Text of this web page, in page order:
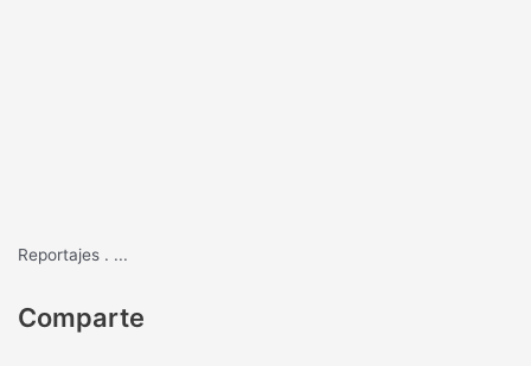
Reportajes . ...
Comparte